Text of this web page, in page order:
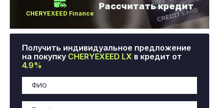
CHERYEXEED Finance
Рассчитать кредит
Получить индивидуальное предложение
на покупку CHERYEXEED LX в кредит от
4.9%